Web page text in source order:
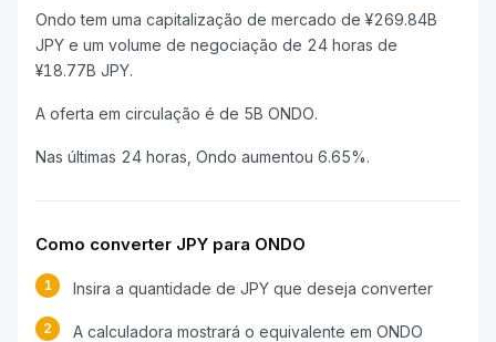
Ondo tem uma capitalização de mercado de ¥269.84B
JPY e um volume de negociação de 24 horas de
¥18.77B JPY.
A oferta em circulação é de 5B ONDO.
Nas últimas 24 horas, Ondo aumentou 6.65%.
Como converter JPY para ONDO
1 Insira a quantidade de JPY que deseja converter
2 A calculadora mostrará o equivalente em ONDO